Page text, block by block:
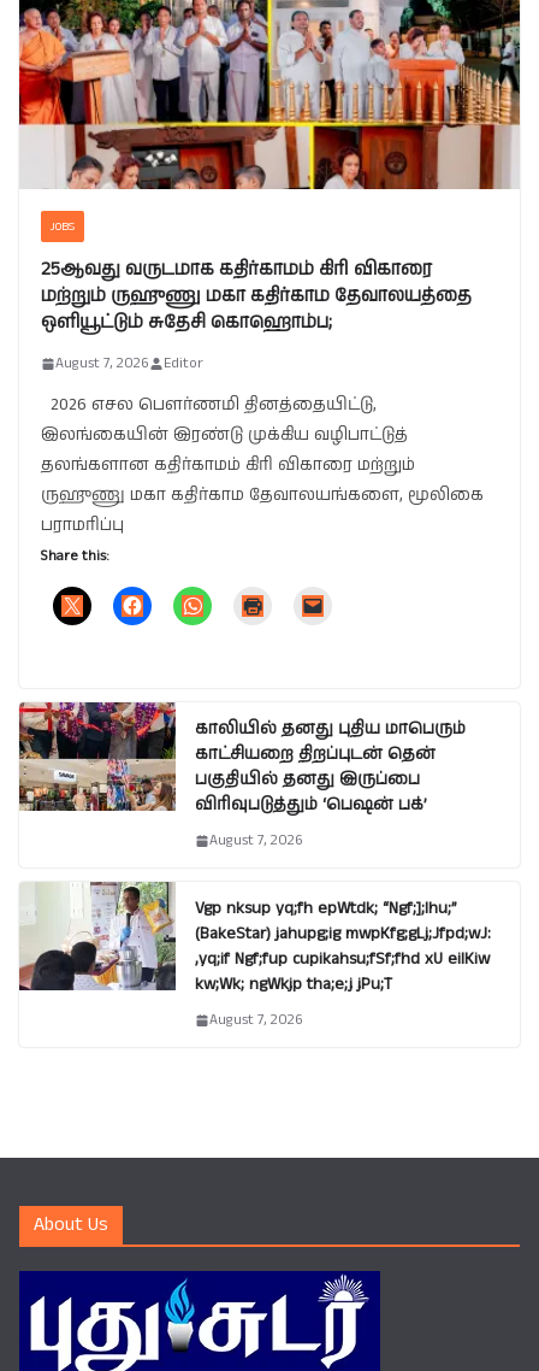
JOBS
25ஆவது வருடமாக கதிர்காமம் கிரி விகாரை
மற்றும் ருஹுணு மகா கதிர்காம தேவாலயத்தை
ஒளியூட்டும் சுதேசி கொஹொம்ப;
August 7, 2026 Editor
2026 எசல பௌர்ணமி தினத்தையிட்டு,
இலங்கையின் இரண்டு முக்கிய வழிபாட்டுத்
தலங்களான கதிர்காமம் கிரி விகாரை மற்றும்
ருஹுணு மகா கதிர்காம தேவாலயங்களை, மூலிகை
பராமரிப்பு
Share this:
காலியில் தனது புதிய மாபெரும்
காட்சியறை திறப்புடன் தென்
பகுதியில் தனது இருப்பை
விரிவுபடுத்தும் ‘பெஷன் பக்’
August 7, 2026
Vgp nksup yq;fh epWtdk; “Ngf;];lhu;”
(BakeStar) jahupg;ig mwpKfg;gLj;Jfpd;wJ:
,yq;if Ngf;fup cupikahsu;fSf;fhd xU eilKiw
kw;Wk; ngWkjp tha;e;j jPu;T
August 7, 2026
About Us